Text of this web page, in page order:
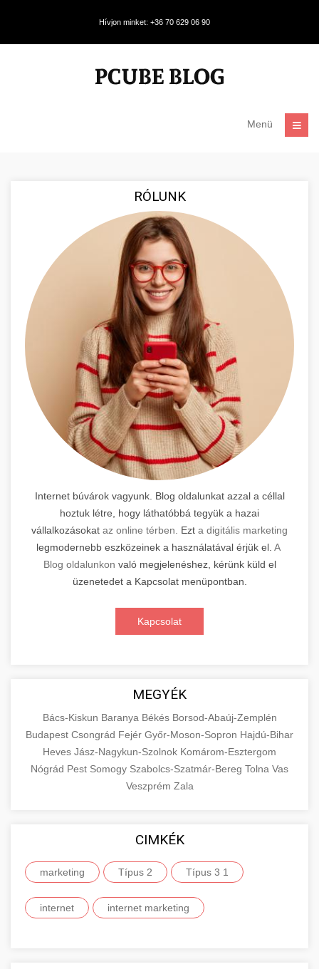
Hívjon minket: +36 70 629 06 90
Menü
RÓLUNK
Internet búvárok vagyunk. Blog oldalunkat azzal a céllal
hoztuk létre, hogy láthatóbbá tegyük a hazai
vállalkozásokat az online térben. Ezt a digitális marketing
legmodernebb eszközeinek a használatával érjük el. A
Blog oldalunkon való megjelenéshez, kérünk küld el
üzenetedet a Kapcsolat menüpontban.
Kapcsolat
MEGYÉK
Bács-Kiskun Baranya Békés Borsod-Abaúj-Zemplén
Budapest Csongrád Fejér Győr-Moson-Sopron Hajdú-Bihar
Heves Jász-Nagykun-Szolnok Komárom-Esztergom
Nógrád Pest Somogy Szabolcs-Szatmár-Bereg Tolna Vas
Veszprém Zala
CIMKÉK
marketing Típus 2 Típus 3 1
internet internet marketing